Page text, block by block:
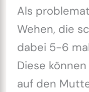
Als
Wehen, die
dabei 5-6
Diese
auf den